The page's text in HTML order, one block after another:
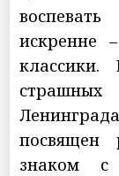
искренне
знаком с